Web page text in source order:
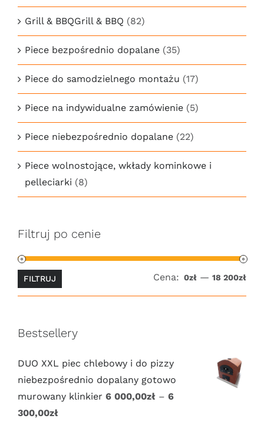
Grill & BBQGrill & BBQ (82)
Piece bezpośrednio dopalane (35)
Piece do samodzielnego montażu (17)
Piece na indywidualne zamówienie (5)
Piece niebezpośrednio dopalane (22)
Piece wolnostojące, wkłady kominkowe i
pelleciarki (8)
Filtruj po cenie
min
FILTRUJ Cena: 0zł — 18 200zł
Bestsellery
DUO XXL piec chlebowy i do pizzy
niebezpośrednio dopalany gotowo
murowany klinkier 6 000,00zł – 6
300,00zł